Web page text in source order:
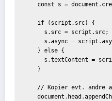
const s =
    if (script.src) {
      s.src = script.src;
s.async =
    } else {
s.textContent =
    }
// Kopier evt. andre